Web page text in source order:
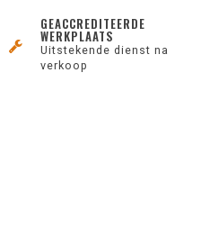
GEACCREDITEERDE
WERKPLAATS
Uitstekende dienst na
verkoop